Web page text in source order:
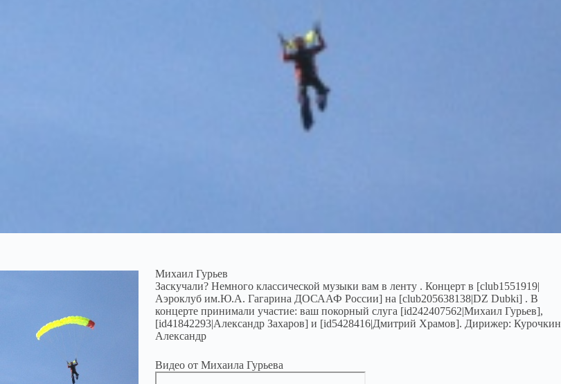
Михаил Гурьев
Заскучали? Немного классической музыки вам в ленту . Концерт в [club1551919|
Аэроклуб им.Ю.А. Гагарина ДОСААФ России] на [club205638138|DZ Dubki] . В
концерте принимали участие: ваш покорный слуга [id242407562|Михаил Гурьев],
[id41842293|Александр Захаров] и [id5428416|Дмитрий Храмов]. Дирижер: Курочкин
Александр
Видео от Михаила Гурьева